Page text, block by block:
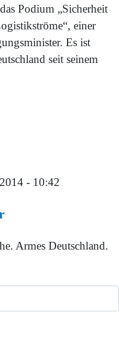
Podium „Sicherheit
einer
Es ist
seit seinem
- 10:42
Armes Deutschland.